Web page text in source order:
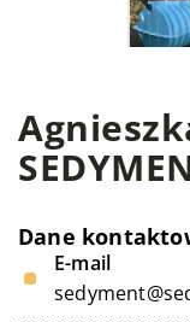
Dane
E-mail